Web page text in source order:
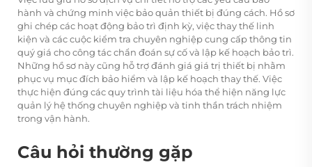
hành và chứng minh việc bảo quản thiết bị đúng cách. Hồ sơ
ghi chép các hoạt động bảo trì định kỳ, việc thay thế linh
kiện và các cuộc kiểm tra chuyên nghiệp cung cấp thông tin
quý giá cho công tác chẩn đoán sự cố và lập kế hoạch bảo trì.
Những hồ sơ này cũng hỗ trợ đánh giá giá trị thiết bị nhằm
phục vụ mục đích bảo hiểm và lập kế hoạch thay thế. Việc
thực hiện đúng các quy trình tài liệu hóa thể hiện năng lực
quản lý hệ thống chuyên nghiệp và tinh thần trách nhiệm
trong vận hành.
Câu hỏi thường gặp